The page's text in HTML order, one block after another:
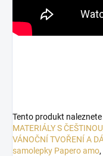
Tento produkt
MATERIÁLY S ČEŠTINOU
VÁNOČNÍ TVOŘENÍ A
samolepky Papero amo,